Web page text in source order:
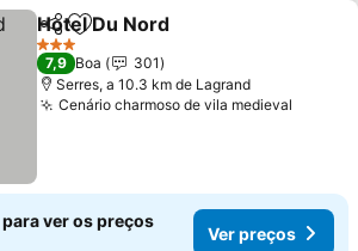
PartilharAdicionar aos favoritos
Hotel Du Nord
3 Estrelas
7,9 Boa
301
Serres, a 10.3 km de Lagrand
Cenário charmoso de vila medieval
ver os preços
Ver preços